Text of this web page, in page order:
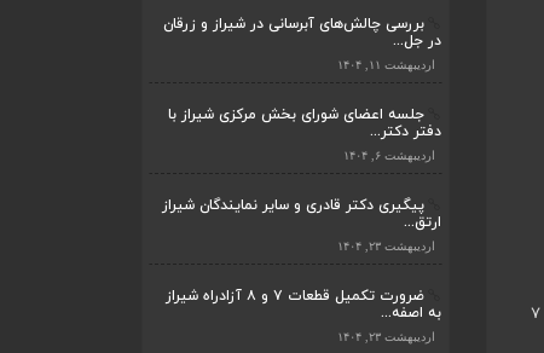
بررسی چالش‌های آبرسانی در شیراز و زرقان
در جل...
اردیبهشت ۱۱, ۱۴۰۴
جلسه اعضای شورای بخش مرکزی شیراز با
دفتر دکتر...
اردیبهشت ۶, ۱۴۰۴
پیگیری دکتر قادری و سایر نمایندگان شیراز
ارتق...
اردیبهشت ۲۳, ۱۴۰۴
ضرورت تکمیل قطعات ۷ و ۸ آزادراه شیراز
به اصفه...
اردیبهشت ۲۳, ۱۴۰۴